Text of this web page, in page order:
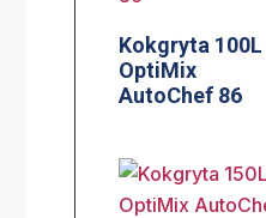
Kokgryta 100L
OptiMix
AutoChef 86